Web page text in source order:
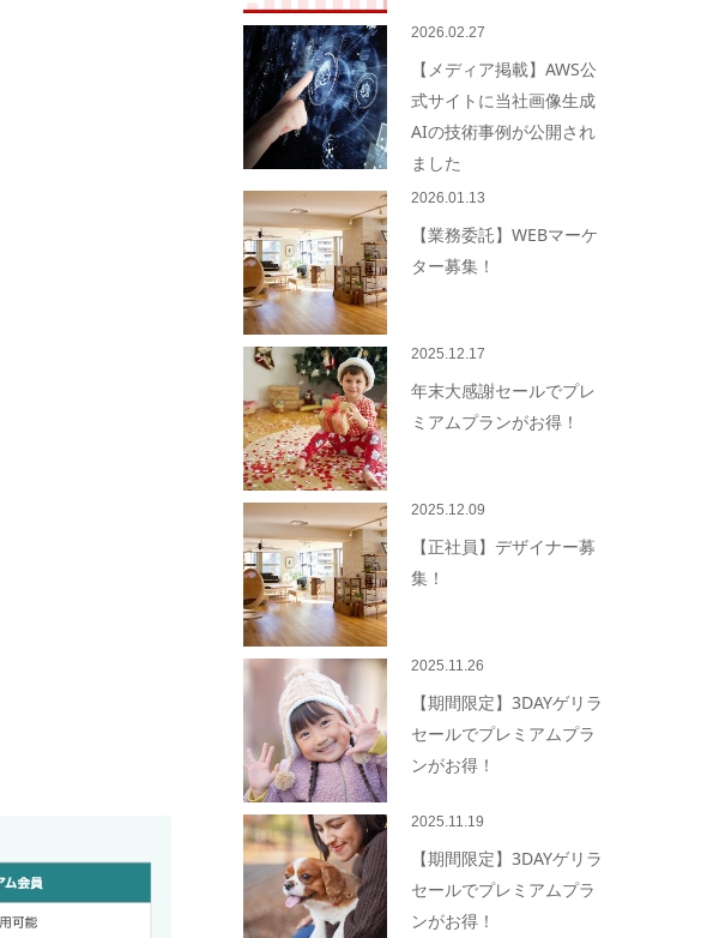
2026.02.27
【メディア掲載】AWS公
式サイトに当社画像生成
AIの技術事例が公開され
ました
2026.01.13
【業務委託】WEBマーケ
ター募集！
2025.12.17
年末大感謝セールでプレ
ミアムプランがお得！
2025.12.09
【正社員】デザイナー募
集！
2025.11.26
【期間限定】3DAYゲリラ
セールでプレミアムプラ
ンがお得！
2025.11.19
【期間限定】3DAYゲリラ
セールでプレミアムプラ
ンがお得！